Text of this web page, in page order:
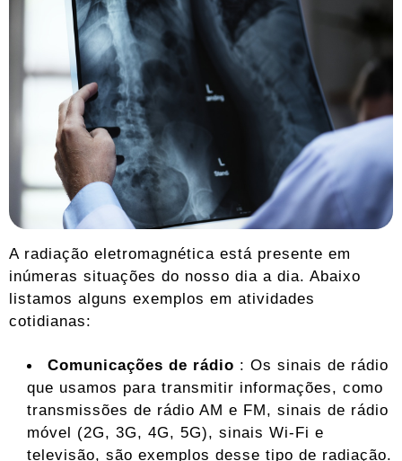
A radiação eletromagnética está presente em
inúmeras situações do nosso dia a dia. Abaixo
listamos alguns exemplos em atividades
cotidianas:
Comunicações de rádio : Os sinais de rádio
que usamos para transmitir informações, como
transmissões de rádio AM e FM, sinais de rádio
móvel (2G, 3G, 4G, 5G), sinais Wi-Fi e
televisão, são exemplos desse tipo de radiação.